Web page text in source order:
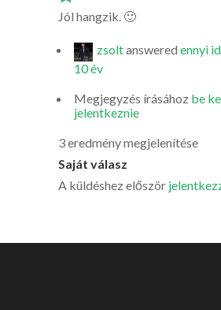
Jól hangzik. 🙂
zsoltanswered ennyi
10 év
Megjegyzés írásához be
jelentkeznie
3 eredmény megjelenítése
Saját válasz
A küldéshez először